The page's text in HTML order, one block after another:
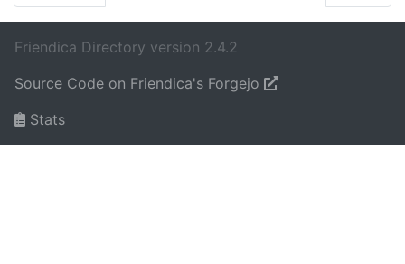
Friendica Directory version 2.4.2
Source Code on Friendica's Forgejo
Stats